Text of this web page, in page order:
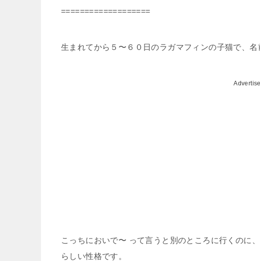
===================
生まれてから５〜６０日のラガマフィンの子猫で、名
こっちにおいで〜 って言うと別のところに行くのに
らしい性格です。